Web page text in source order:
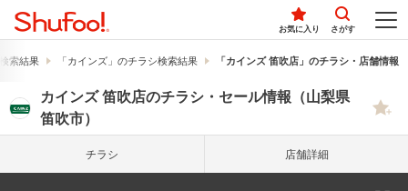
お気に入り さがす
索結果 「カインズ」のチラシ検索結果 「カインズ 笛吹店」のチラシ・店舗情報
カインズ 笛吹店のチラシ・セール情報（山梨県
笛吹市）
チラシ 店舗詳細